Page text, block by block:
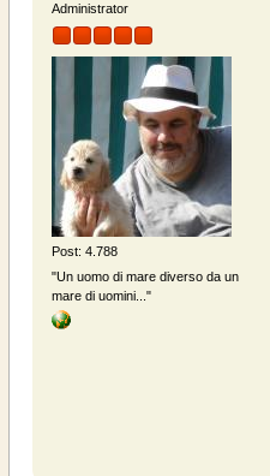
Administrator
Post: 4.788
"Un uomo di mare diverso da un
mare di uomini..."